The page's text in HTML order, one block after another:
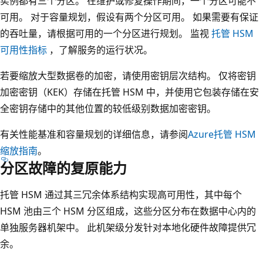
可用。 对于容量规划，假设有两个分区可用。 如果需要有保证
的吞吐量，请根据可用的一个分区进行规划。 监视托管 HSM
可用性指标 ，了解服务的运行状况。
若要缩放大型数据卷的加密，请使用密钥层次结构。 仅将密钥
加密密钥（KEK）存储在托管 HSM 中，并使用它包装存储在安
全密钥存储中的其他位置的较低级别数据加密密钥。
有关性能基准和容量规划的详细信息，请参阅Azure托管 HSM
缩放指南。
分区故障的复原能力
托管 HSM 通过其三冗余体系结构实现高可用性，其中每个
HSM 池由三个 HSM 分区组成，这些分区分布在数据中心内的
单独服务器机架中。 此机架级分发针对本地化硬件故障提供冗
余。